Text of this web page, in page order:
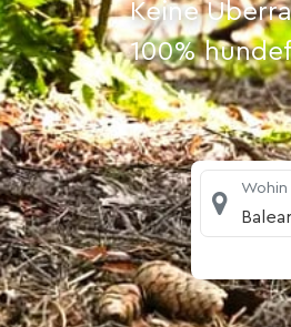
Keine
100%